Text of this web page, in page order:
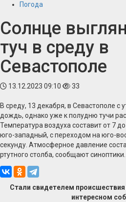
Погода
Солнце
туч в среду в
Севастополе
13.12.2023 09:10 33
В среду, 13 декабря, в Севастополе с
дождь, однако уже к полудню тучи
Температура воздуха составит от 7
юго-западный, с переходом на юго-
секунду. Атмосферное давление
ртутного столба, сообщают синоптики.
Стали свидетелем
интересном